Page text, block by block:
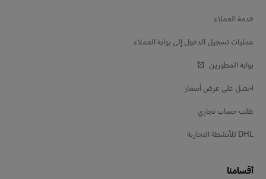
خدمة العملاء
عمليات تسجيل الدخول إلى بوابة العملاء
بوابة المطورين
احصل على عرض أسعار
طلب حساب تجاري
DHL للأنشطة التجارية
أقسامنا